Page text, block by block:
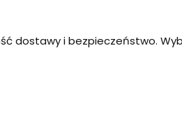
dostawy i bezpieczeństwo.